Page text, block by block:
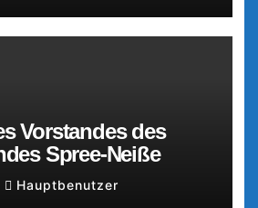
Vorstandes des
Spree-Neiße
Hauptbenutzer